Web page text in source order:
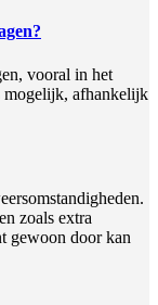
vooral in het
mogelijk, afhankelijk
zoals extra
gewoon door kan